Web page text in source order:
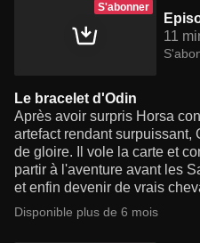
S'abonner
11
Le bracelet d'Odin
Après avoir surpris Horsa
artefact rendant surpuissant,
de gloire. Il vole la carte et
partir à l'aventure avant les
et enfin devenir de vrais
Disponible plus de 6 mois